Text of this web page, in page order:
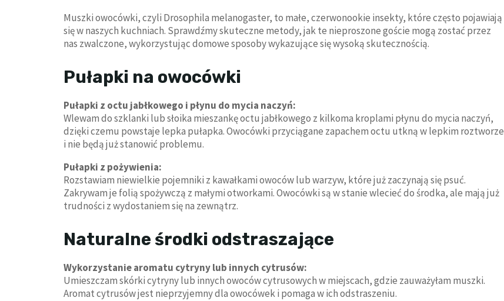
Muszki owocówki, czyli Drosophila melanogaster, to małe, czerwonookie insekty, które często pojawiają
się w naszych kuchniach. Sprawdźmy skuteczne metody, jak te nieproszone goście mogą zostać przez
nas zwalczone, wykorzystując domowe sposoby wykazujące się wysoką skutecznością.
Pułapki na owocówki
Pułapki z octu jabłkowego i płynu do mycia naczyń:
Wlewam do szklanki lub słoika mieszankę octu jabłkowego z kilkoma kroplami płynu do mycia naczyń,
dzięki czemu powstaje lepka pułapka. Owocówki przyciągane zapachem octu utkną w lepkim roztworze
i nie będą już stanowić problemu.
Pułapki z pożywienia:
Rozstawiam niewielkie pojemniki z kawałkami owoców lub warzyw, które już zaczynają się psuć.
Zakrywam je folią spożywczą z małymi otworkami. Owocówki są w stanie wlecieć do środka, ale mają już
trudności z wydostaniem się na zewnątrz.
Naturalne środki odstraszające
Wykorzystanie aromatu cytryny lub innych cytrusów:
Umieszczam skórki cytryny lub innych owoców cytrusowych w miejscach, gdzie zauważyłam muszki.
Aromat cytrusów jest nieprzyjemny dla owocówek i pomaga w ich odstraszeniu.